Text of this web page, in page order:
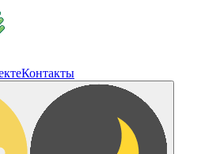
Контакты